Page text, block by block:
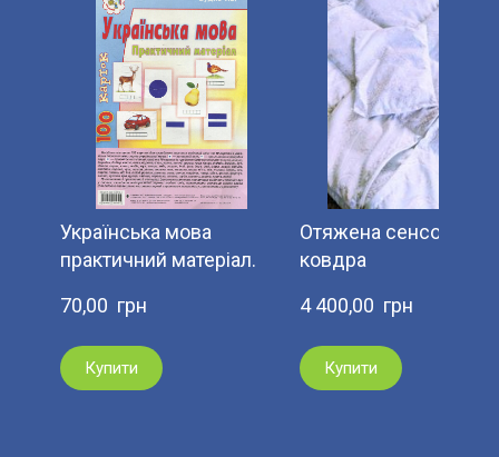
Українська мова
практичний матеріал.
70,00  грн
Купити
Отяжена сенсорна
ковдра
4 400,00  грн
Купити